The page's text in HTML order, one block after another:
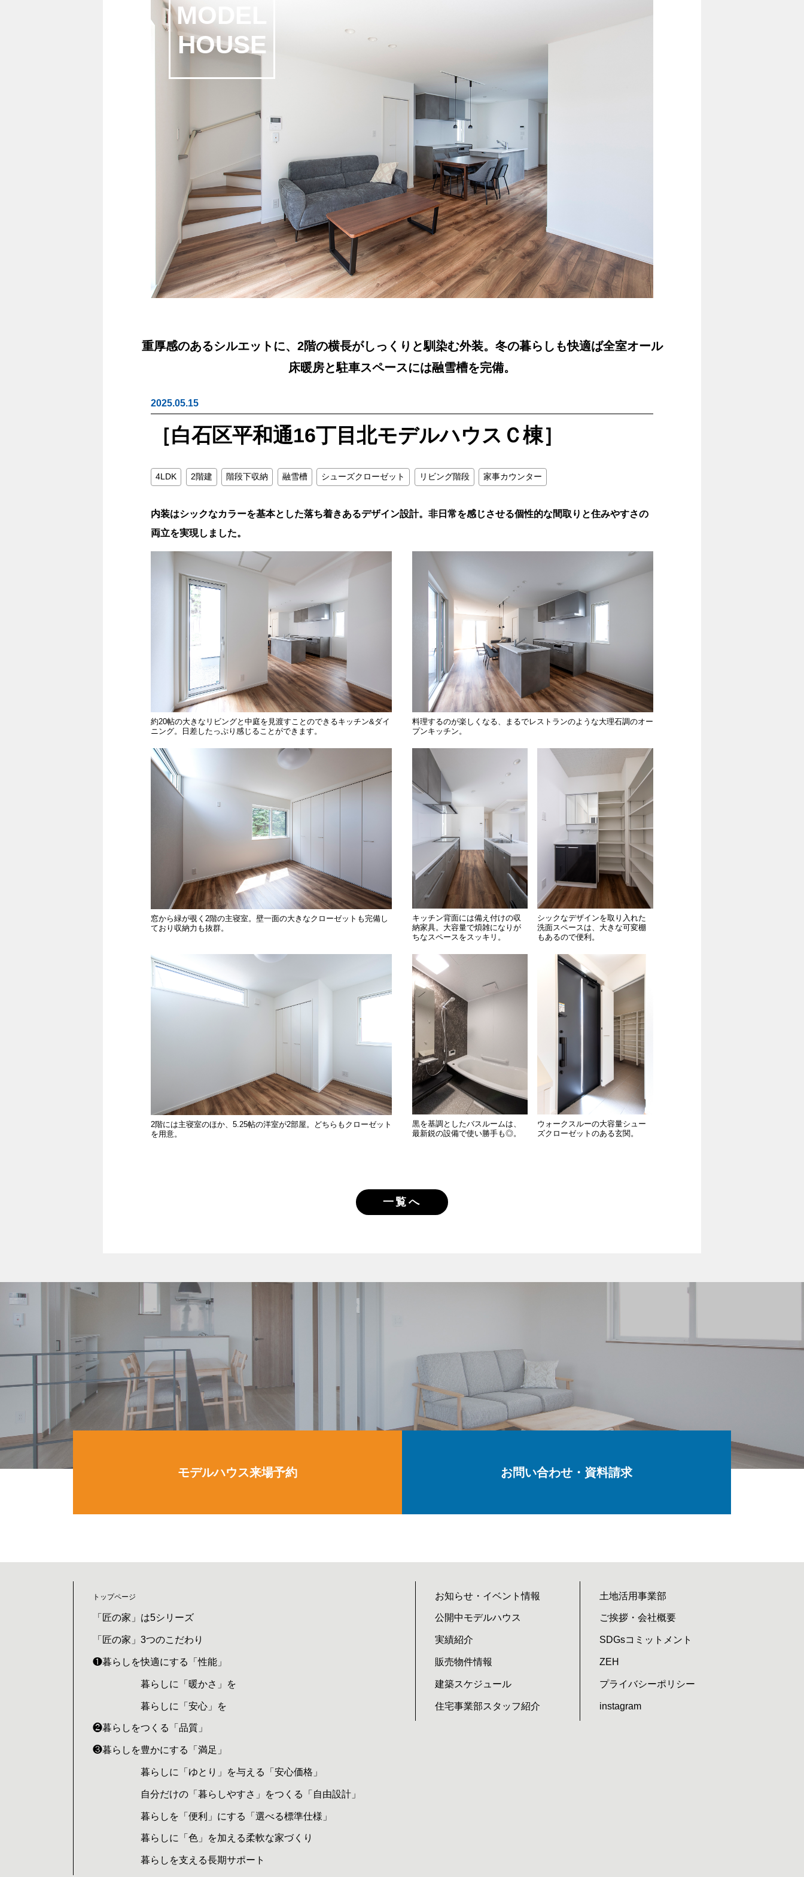
MODEL
HOUSE
重厚感のあるシルエットに、2階の横長がしっくりと馴染む外装。冬の暮らしも快適ば全室オール
床暖房と駐車スペースには融雪槽を完備。
2025.05.15
［白石区平和通16丁目北モデルハウスＣ棟］
4LDK 2階建 階段下収納 融雪槽 シューズクローゼット リビング階段 家事カウンター
内装はシックなカラーを基本とした落ち着きあるデザイン設計。非日常を感じさせる個性的な間取りと住みやすさの
両立を実現しました。
約20帖の大きなリビングと中庭を見渡すことのできるキッチン&ダイ
ニング。日差したっぷり感じることができます。
料理するのが楽しくなる、まるでレストランのような大理石調のオー
プンキッチン。
窓から緑が覗く2階の主寝室。壁一面の大きなクローゼットも完備し
ており収納力も抜群。
キッチン背面には備え付けの収
納家具。大容量で煩雑になりが
ちなスペースをスッキリ。
シックなデザインを取り入れた
洗面スペースは、大きな可変棚
もあるので便利。
2階には主寝室のほか、5.25帖の洋室が2部屋。どちらもクローゼット
を用意。
黒を基調としたバスルームは、
最新鋭の設備で使い勝手も◎。
ウォークスルーの大容量シュー
ズクローゼットのある玄関。
一覧へ
モデルハウス来場予約 お問い合わせ・資料請求
トップページ
「匠の家」は5シリーズ
「匠の家」3つのこだわり
❶暮らしを快適にする「性能」
暮らしに「暖かさ」を
暮らしに「安心」を
❷暮らしをつくる「品質」
❸暮らしを豊かにする「満足」
暮らしに「ゆとり」を与える「安心価格」
自分だけの「暮らしやすさ」をつくる「自由設計」
暮らしを「便利」にする「選べる標準仕様」
暮らしに「色」を加える柔軟な家づくり
暮らしを支える長期サポート
お知らせ・イベント情報
公開中モデルハウス
実績紹介
販売物件情報
建築スケジュール
住宅事業部スタッフ紹介
土地活用事業部
ご挨拶・会社概要
SDGsコミットメント
ZEH
プライバシーポリシー
instagram